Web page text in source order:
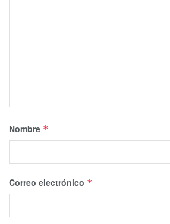
Nombre *
Correo electrónico *